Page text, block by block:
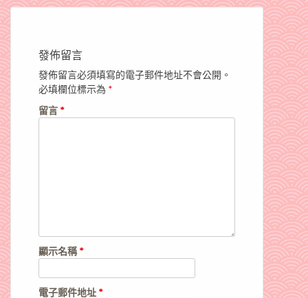
發佈留言
發佈留言必須填寫的電子郵件地址不會公開。
必填欄位標示為 *
留言 *
顯示名稱*
電子郵件地址 *